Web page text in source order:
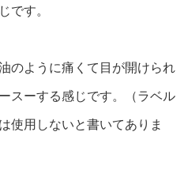
です。
のように痛くて目が開けられ
スーする感じです。（ラベル
使用しないと書いてありま